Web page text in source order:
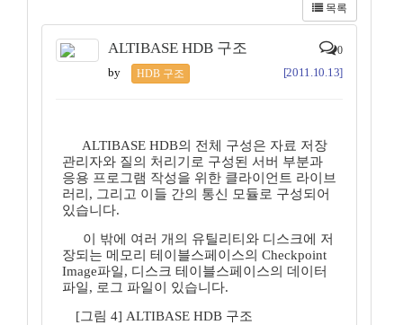
목록
ALTIBASE HDB 구조 0
by HDB 구조 [2011.10.13]
ALTIBASE HDB의 전체 구성은 자료 저장
관리자와 질의 처리기로 구성된 서버 부분과
응용 프로그램 작성을 위한 클라이언트 라이브
러리, 그리고 이들 간의 통신 모듈로 구성되어
있습니다.
이 밖에 여러 개의 유틸리티와 디스크에 저
장되는 메모리 테이블스페이스의 Checkpoint
Image파일, 디스크 테이블스페이스의 데이터
파일, 로그 파일이 있습니다.
[그림 4] ALTIBASE HDB 구조